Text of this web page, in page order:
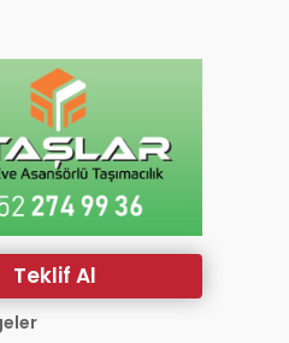
Teklif Al